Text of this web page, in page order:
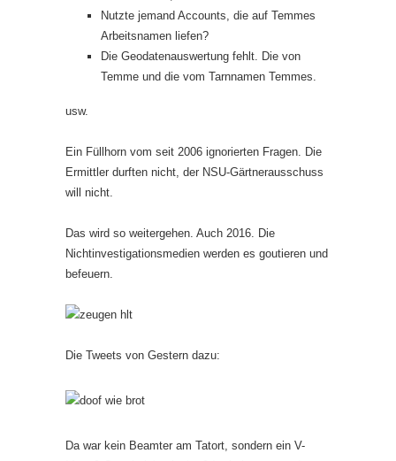
Nutzte jemand Accounts, die auf Temmes
Arbeitsnamen liefen?
Die Geodatenauswertung fehlt. Die von
Temme und die vom Tarnnamen Temmes.
usw.
Ein Füllhorn vom seit 2006 ignorierten Fragen. Die
Ermittler durften nicht, der NSU-Gärtnerausschuss
will nicht.
Das wird so weitergehen. Auch 2016. Die
Nichtinvestigationsmedien werden es goutieren und
befeuern.
Die Tweets von Gestern dazu:
Da war kein Beamter am Tatort, sondern ein V-